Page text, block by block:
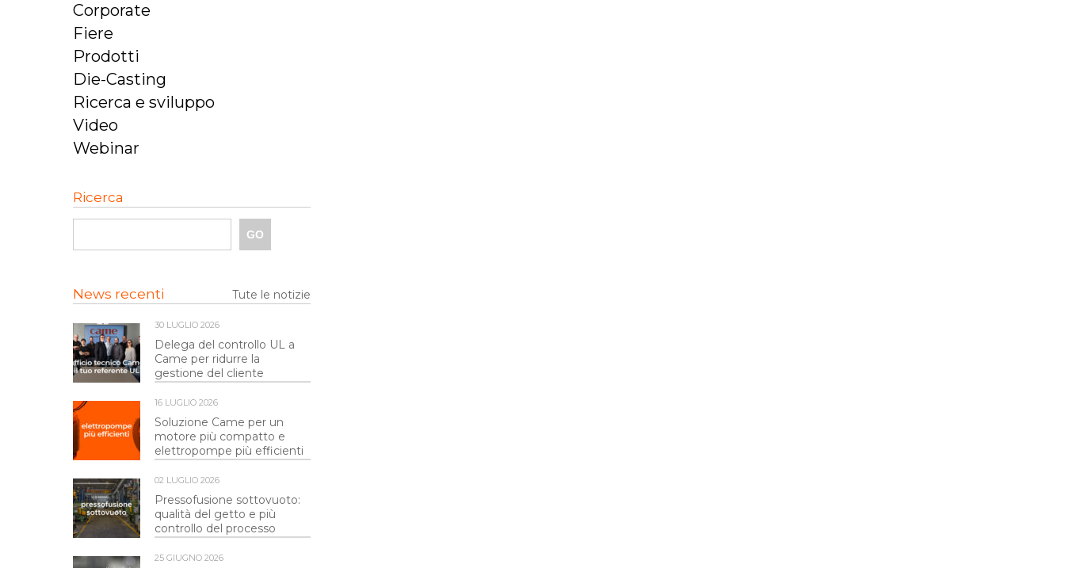
Corporate
Fiere
Prodotti
Die-Casting
Ricerca e sviluppo
Video
Webinar
Ricerca
News recenti Tute le notizie
30 LUGLIO 2026
Delega del controllo UL a
Came per ridurre la
gestione del cliente
16 LUGLIO 2026
Soluzione Came per un
motore più compatto e
elettropompe più efficienti
02 LUGLIO 2026
Pressofusione sottovuoto:
qualità del getto e più
controllo del processo
25 GIUGNO 2026